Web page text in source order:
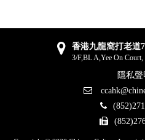
香港九龍窩打老道
3/F,BL A,Yee On
隱私聲